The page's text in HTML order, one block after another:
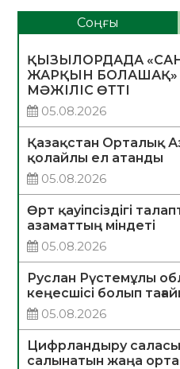
Соңғы
ҚЫЗЫЛОРДАДА
ЖАРҚЫН БОЛАШАҚ»
МӘЖІЛІС ӨТТІ
05.08.2026
Қазақстан Орталық
қолайлы ел атанды
05.08.2026
Өрт қауіпсіздігі
азаматтың міндеті
05.08.2026
Руслан Рүстемұлы
кеңесшісі болып
05.08.2026
Цифрландыру
салынатын жаңа